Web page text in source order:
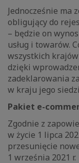
Jednocześnie ma
obligujący do
– będzie on
usług i towarów.
wszystkich krajów
dzięki
zadeklarowania
w kraju jego
Pakiet e-
Zgodnie z
w życie 1 lipca
przesunięcie
1 września 2021 r.